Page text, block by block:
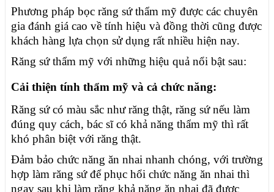
Phương pháp bọc răng sứ thẩm mỹ được các chuyên
gia đánh giá cao về tính hiệu và đồng thời cũng được
khách hàng lựa chọn sử dụng rất nhiều hiện nay.
Răng sứ thẩm mỹ với những hiệu quả nổi bật sau:
Cải thiện tính thẩm mỹ và cả chức năng:
Răng sứ có màu sắc như răng thật, răng sứ nếu làm
đúng quy cách, bác sĩ có khả năng thẩm mỹ thì rất
khó phân biệt với răng thật.
Đảm bảo chức năng ăn nhai nhanh chóng, với trường
hợp làm răng sứ để phục hổi chức năng ăn nhai thì
ngay sau khi làm răng khả năng ăn nhai đã được